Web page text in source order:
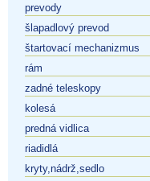
prevody
šlapadlový prevod
štartovací mechanizmus
rám
zadné teleskopy
kolesá
predná vidlica
riadidlá
kryty,nádrž,sedlo